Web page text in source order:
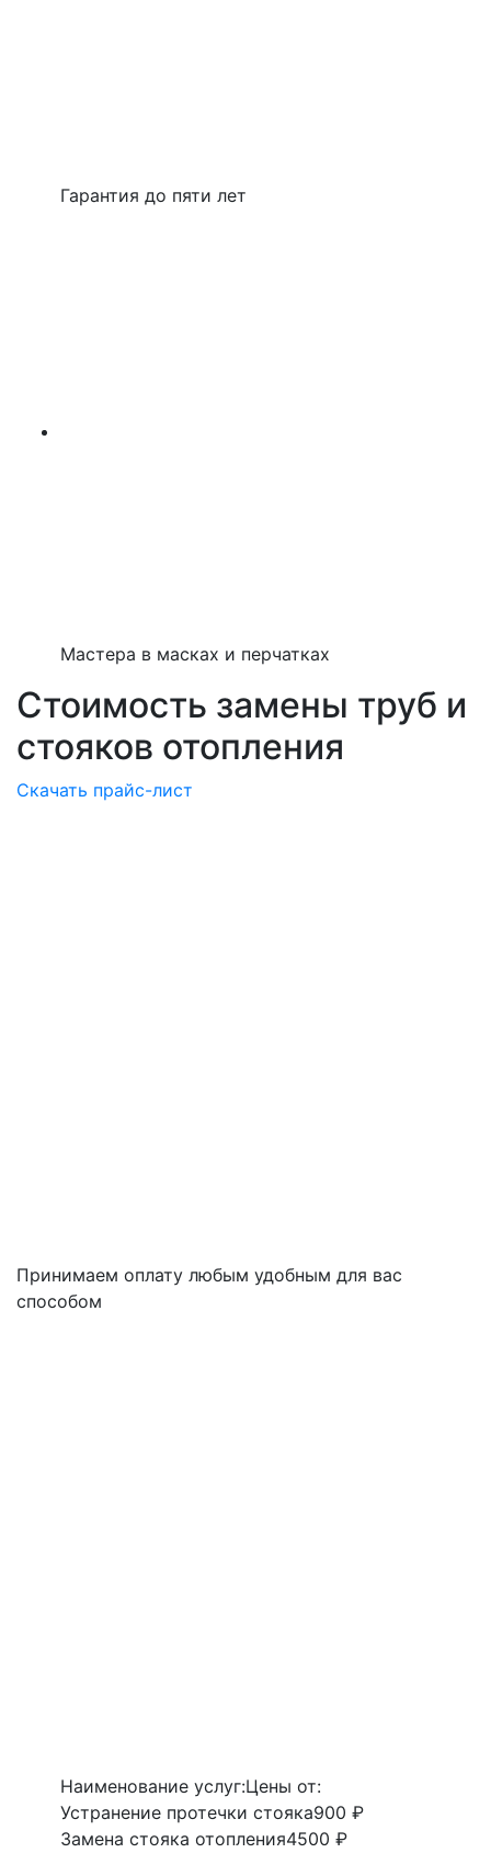
Гарантия до пяти лет
Мастера в масках и перчатках
Стоимость замены труб и
стояков отопления
Скачать прайс-лист
Принимаем оплату любым удобным для вас
способом
Наименование услуг:Цены от:
Устранение протечки стояка900 ₽
Замена стояка отопления4500 ₽